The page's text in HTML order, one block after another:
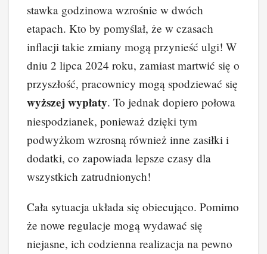
stawka godzinowa wzrośnie w dwóch
etapach. Kto by pomyślał, że w czasach
inflacji takie zmiany mogą przynieść ulgi! W
dniu 2 lipca 2024 roku, zamiast martwić się o
przyszłość, pracownicy mogą spodziewać się
wyższej wypłaty. To jednak dopiero połowa
niespodzianek, ponieważ dzięki tym
podwyżkom wzrosną również inne zasiłki i
dodatki, co zapowiada lepsze czasy dla
wszystkich zatrudnionych!
Cała sytuacja układa się obiecująco. Pomimo
że nowe regulacje mogą wydawać się
niejasne, ich codzienna realizacja na pewno